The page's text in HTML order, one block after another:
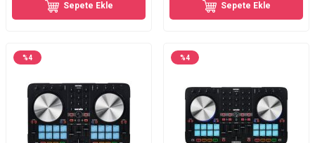
Sepete Ekle Sepete Ekle
%4 %4